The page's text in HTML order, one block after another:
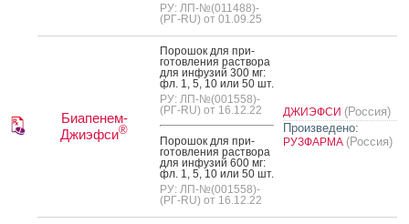
РУ: ЛП-№(011488)-
(РГ-RU) от 01.09.25
Биапенем-
Джиэфси®
По­рошок для при­
готов­ле­ния рас­тво­ра
для ин­фу­зий 300 мг:
фл. 1, 5, 10 или 50 шт.
РУ: ЛП-№(001558)-
(РГ-RU) от 16.12.22
По­рошок для при­
готов­ле­ния рас­тво­ра
для ин­фу­зий 600 мг:
фл. 1, 5, 10 или 50 шт.
РУ: ЛП-№(001558)-
(РГ-RU) от 16.12.22
ДЖИЭФСИ (Россия)
Произведено:
РУЗФАРМА (Россия)